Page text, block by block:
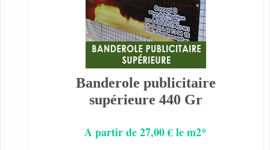
Banderole publicitaire
supérieure 440 Gr
A partir de 27,00 € le m2*